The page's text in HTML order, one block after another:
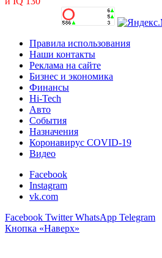
Правила использования
Наши контакты
Реклама на сайте
Бизнес и экономика
Финансы
Hi-Tech
Авто
События
Назначения
Коронавирус COVID-19
Видео
Facebook
Instagram
vk.com
Facebook Twitter WhatsApp Telegram
Кнопка «Наверх»